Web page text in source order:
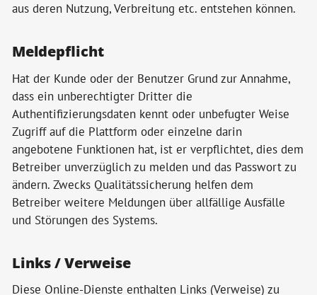
aus deren Nutzung, Verbreitung etc. entstehen können.
Meldepflicht
Hat der Kunde oder der Benutzer Grund zur Annahme,
dass ein unberechtigter Dritter die
Authentifizierungsdaten kennt oder unbefugter Weise
Zugriff auf die Plattform oder einzelne darin
angebotene Funktionen hat, ist er verpflichtet, dies dem
Betreiber unverzüglich zu melden und das Passwort zu
ändern. Zwecks Qualitätssicherung helfen dem
Betreiber weitere Meldungen über allfällige Ausfälle
und Störungen des Systems.
Links / Verweise
Diese Online-Dienste enthalten Links (Verweise) zu